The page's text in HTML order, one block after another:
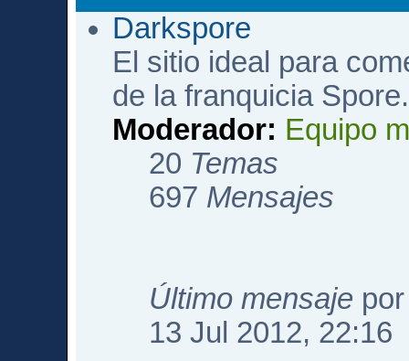
Darkspore
El sitio ideal para
de la franquicia Spore.
Moderador: Equipo
20 Temas
697 Mensajes
Último mensaje
13 Jul 2012, 22:16